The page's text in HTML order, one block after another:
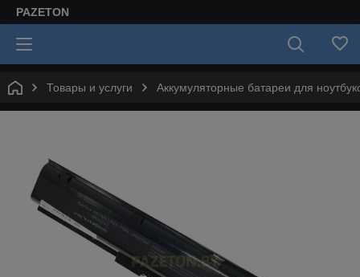
PAZETON
Товары и услуги Аккумуляторные батареи для